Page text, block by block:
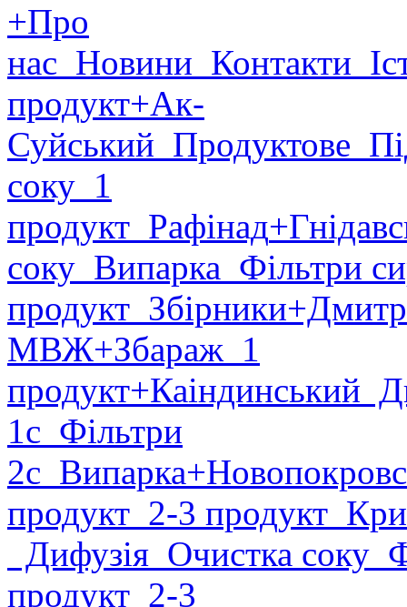
+Про
нас Новини Контакти
продукт+Ак-
Суйський Продуктове
соку 1
продукт Рафінад
соку Випарка Фільтри
продукт Збірники
МВЖ+Збараж 1
продукт+Каіндинський
1с Фільтри
2с Випарка
продукт 2-3 продукт
Дифузія Очистка соку
продукт 2-3